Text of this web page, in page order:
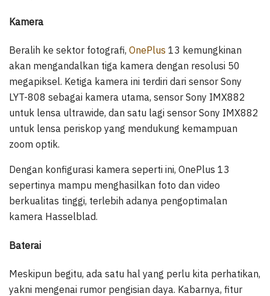
Kamera
Beralih ke sektor fotografi, OnePlus 13 kemungkinan
akan mengandalkan tiga kamera dengan resolusi 50
megapiksel. Ketiga kamera ini terdiri dari sensor Sony
LYT-808 sebagai kamera utama, sensor Sony IMX882
untuk lensa ultrawide, dan satu lagi sensor Sony IMX882
untuk lensa periskop yang mendukung kemampuan
zoom optik.
Dengan konfigurasi kamera seperti ini, OnePlus 13
sepertinya mampu menghasilkan foto dan video
berkualitas tinggi, terlebih adanya pengoptimalan
kamera Hasselblad.
Baterai
Meskipun begitu, ada satu hal yang perlu kita perhatikan,
yakni mengenai rumor pengisian daya. Kabarnya, fitur